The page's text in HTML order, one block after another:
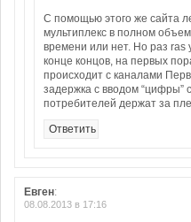
C помощью этого же сайта
мультиплекс в полном
времени или нет. Но раз ras
конце концов, на первых
происходит с каналами
задержка с вводом “цифры”
потребителей держат за
Ответить
Евген:
08.08.2013 в 17:16